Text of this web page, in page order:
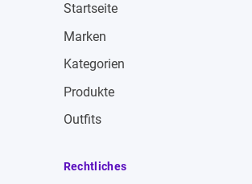
Startseite
Marken
Kategorien
Produkte
Outfits
Rechtliches